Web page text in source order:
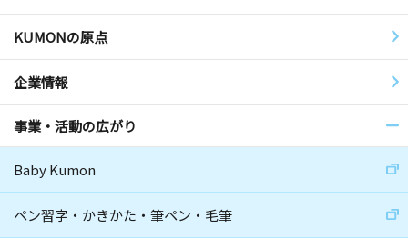
KUMONの原点
企業情報
事業・活動の広がり
Baby Kumon
ペン習字・かきかた・筆ペン・毛筆